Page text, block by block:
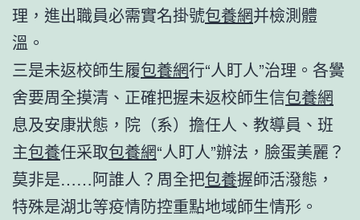
理，進出職員必需實名掛號包養網并檢測體
溫。
三是未返校師生履包養網行“人盯人”治理。各黌
舍要周全摸清、正確把握未返校師生信包養網
息及安康狀態，院（系）擔任人、教導員、班
主包養任采取包養網“人盯人”辦法，臉蛋美麗？
莫非是……阿誰人？周全把包養握師活潑態，
特殊是湖北等疫情防控重點地域師生情形。